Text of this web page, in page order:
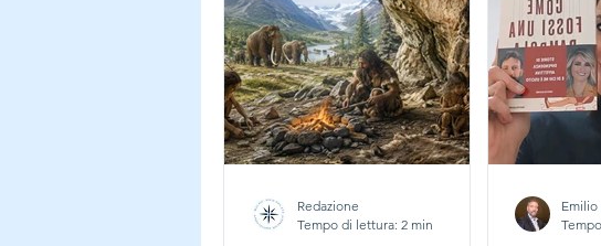
Notizie dal mondo
Redazione
Tempo di lettura: 2 min